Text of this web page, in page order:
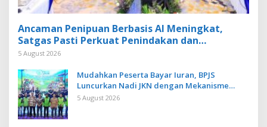
Ancaman Penipuan Berbasis AI Meningkat,
Satgas Pasti Perkuat Penindakan dan
Pengembangan Aplikasi Anti Penipuan
5 August 2026
Mudahkan Peserta Bayar Iuran, BPJS
Luncurkan Nadi JKN dengan Mekanisme
Menabung
5 August 2026